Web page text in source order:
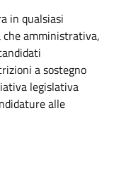
in qualsiasi
amministrativa,
a sostegno
legislativa
alle